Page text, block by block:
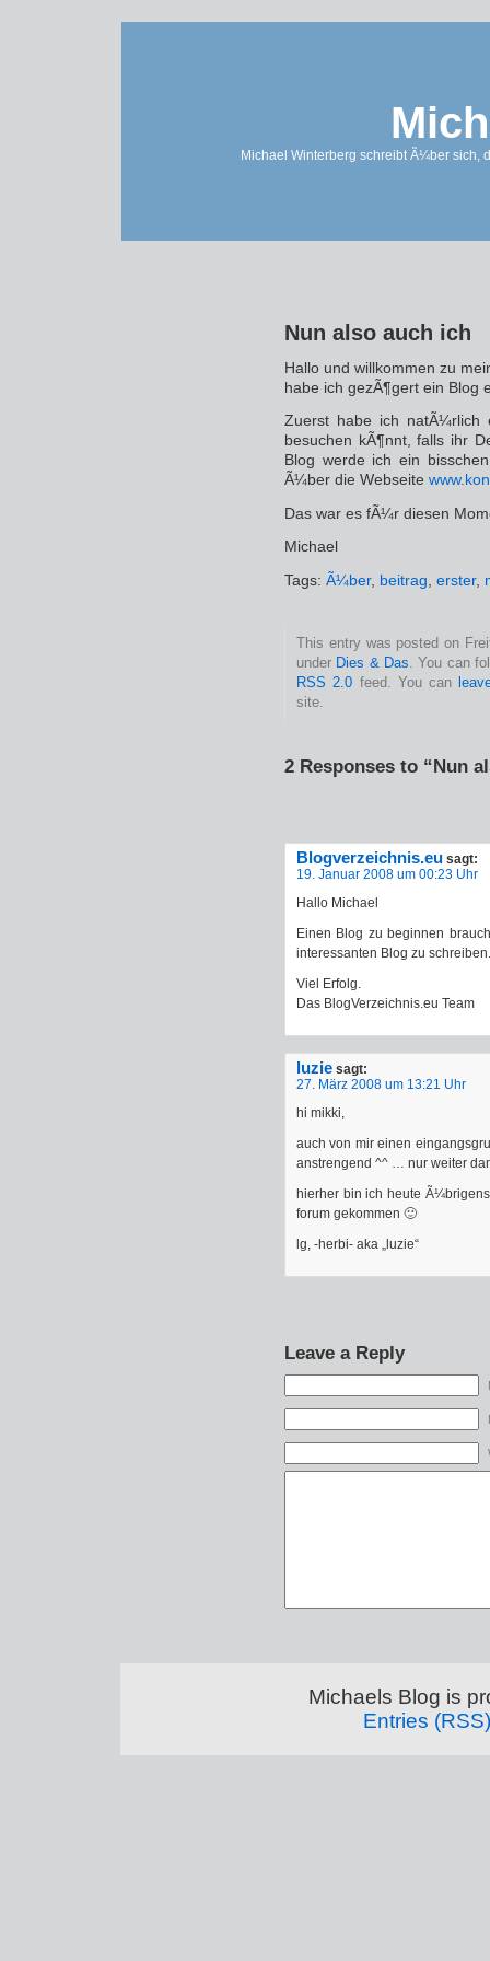
Michael Winterberg schreibt Ã¼ber sich,
Nun also auch ich
Hallo und willkommen zu
habe ich gezÃ¶gert ein Blog
Zuerst habe ich
besuchen kÃ¶nnt, falls ihr
Blog werde ich ein
Ã¼ber die Webseite
Das war es fÃ¼r diesen
Michael
Tags: Ã¼ber, beitrag erster,
This entry was posted on
under Dies & Das . You can
RSS 2.0 feed. You can
site.
2 Responses to “Nun
Blogverzeichnis.eu sagt:
19. Januar 2008 um 00:23 Uhr
Hallo Michael
Einen Blog zu beginnen
interessanten Blog zu schreiben.
Viel Erfolg.
Das BlogVerzeichnis.eu Team
luzie sagt:
27. März 2008 um 13:21 Uhr
hi mikki,
auch von mir einen
anstrengend ^^ … nur weiter
hierher bin ich heute
forum gekommen 🙂
lg, -herbi- aka „luzie“
Leave a Reply
Michaels Blog is
Entries (RSS)